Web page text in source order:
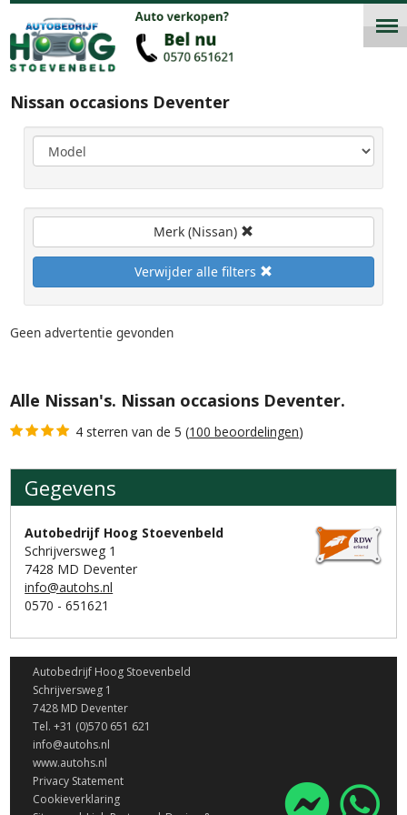
Nissan occasions Deventer
Alle Nissan's. Nissan occasions Deventer.
4 sterren van de 5 (100 beoordelingen)
Gegevens
Gegevens
Autobedrijf Hoog Stoevenbeld
Schrijversweg 1
7428 MD Deventer
info@autohs.nl
0570 - 651621
Autobedrijf Hoog Stoevenbeld
Schrijversweg 1
7428 MD Deventer
Tel. +31 (0)570 651 621
info@autohs.nl
www.autohs.nl
Privacy Statement
Cookieverklaring